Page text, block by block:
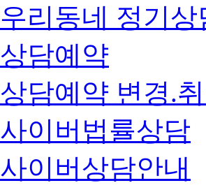
우리동네 정기상
상담예약
상담예약 변경.
사이버법률상담
사이버상담안내